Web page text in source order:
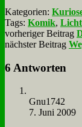
Kategorien:
Tags: Komik,
vorheriger Beitrag
nächster Beitrag
6 Antworten
Gnu1742
7. Juni 2009